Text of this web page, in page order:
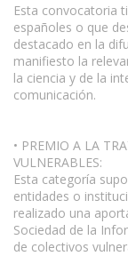
Esta convocatoria
españoles o que
destacado en la
manifiesto la
la ciencia y de la
comunicación.
• PREMIO A LA
VULNERABLES:
Esta categoría
entidades o
realizado una
Sociedad de la
de colectivos